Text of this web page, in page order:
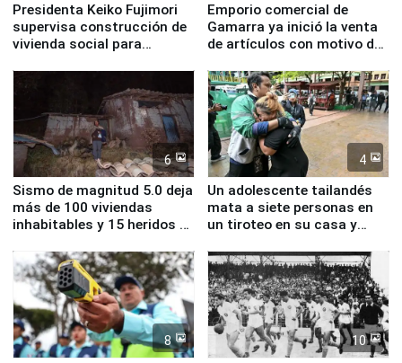
Presidenta Keiko Fujimori
supervisa construcción de
vivienda social para
Emporio comercial de
Gamarra ya inició la venta
de artículos con motivo de
6
Sismo de magnitud 5.0 deja
más de 100 viviendas
inhabitables y 15 heridos en
4
Un adolescente tailandés
mata a siete personas en
un tiroteo en su casa y
8 10